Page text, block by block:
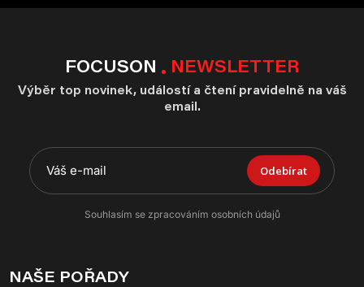
FOCUSON NEWSLETTER
Výběr top novinek, událostí a čtení pravidelně na váš
email.
Odebírat
Souhlasím se zpracováním osobních údajů
NAŠE POŘADY